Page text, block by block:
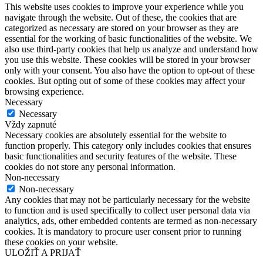
This website uses cookies to improve your experience while you
navigate through the website. Out of these, the cookies that are
categorized as necessary are stored on your browser as they are
essential for the working of basic functionalities of the website. We
also use third-party cookies that help us analyze and understand how
you use this website. These cookies will be stored in your browser
only with your consent. You also have the option to opt-out of these
cookies. But opting out of some of these cookies may affect your
browsing experience.
Necessary
Necessary
Vždy zapnuté
Necessary cookies are absolutely essential for the website to
function properly. This category only includes cookies that ensures
basic functionalities and security features of the website. These
cookies do not store any personal information.
Non-necessary
Non-necessary
Any cookies that may not be particularly necessary for the website
to function and is used specifically to collect user personal data via
analytics, ads, other embedded contents are termed as non-necessary
cookies. It is mandatory to procure user consent prior to running
these cookies on your website.
ULOŽIŤ A PRIJAŤ